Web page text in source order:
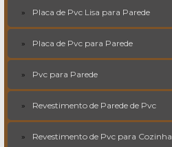
Placa de Pvc Lisa para Parede
Placa de Pvc para Parede
Pvc para Parede
Revestimento de Parede de Pvc
Revestimento de Pvc para Cozinha